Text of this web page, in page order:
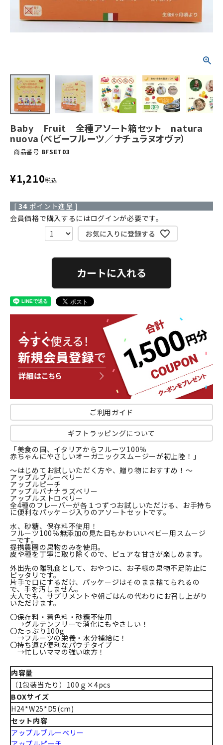
Baby Fruit 全種アソート箱セット natura
nuova（ベビーフルーツ／ナチュラヌオヴァ）
商品番号 BFSET03
¥1,210税込
[ 34 ポイント進呈 ]
会員価格で購入するにはログインが必要です。
お気に入りに登録する
カートに入れる
ご利用ガイド
ギフトラッピングについて
「美食の国、イタリアからフルーツ100％
赤ちゃんにやさしいオーガニックスムージーが初上陸！」
～はじめてお試しいただく方や、贈り物におすすめ！～
アップルブルーベリー
アップルピーチ
アップルバナナラズベリー
アップルストロベリー
全4種のフレーバーが各１つずつお試しいただける、お手持ち
に便利なパッケージ入りのアソートセットです。
水、砂糖、保存料不使用！
フルーツ100％無添加の見た目もかわいいベビー用スムージ
ーです。
提携農園の果物のみを使用。
皮や種を丁寧に取り除くので、ピュアな甘さが楽しめます。
外出先の離乳食として、おやつに、お子様の果物不足防止に
ピッタリです。
片手で口にするだけ、パッケージはそのまま捨てられるの
で、手を汚しません。
大人でも、サプリメントや朝ごはんの代わりにお召し上がり
いただけます。
〇保存料・着色料・砂糖不使用
→グルテンフリーで消化にもやさしい！
〇たっぷり100g
→フルーツの栄養・水分補給に！
〇持ち運び便利なパウチタイプ
→忙しいママの強い味方！
内容量
（1包装当たり）100ｇ×4pcs
BOXサイズ
H24*W25*D5(cm)
セット内容
アップルブルーベリー